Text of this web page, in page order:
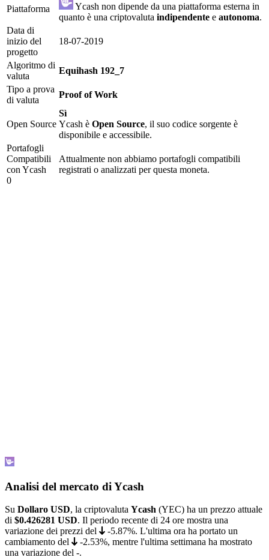
Piattaforma
Ycash non dipende da una piattaforma esterna in
quanto è una criptovaluta indipendente e autonoma.
Data di
inizio del
progetto
18-07-2019
Algoritmo di
valuta
Equihash 192_7
Tipo a prova
di valuta
Proof of Work
Open Source
Sì
Ycash è Open Source, il suo codice sorgente è
disponibile e accessibile.
Portafogli
Compatibili
con Ycash
0
Attualmente non abbiamo portafogli compatibili
registrati o analizzati per questa moneta.
Analisi del mercato di Ycash
Su Dollaro USD, la criptovaluta Ycash (YEC) ha un prezzo attuale
di $0.426281 USD. Il periodo recente di 24 ore mostra una
variazione dei prezzi del
-5.87%. L'ultima ora ha portato un
cambiamento del
-2.53%, mentre l'ultima settimana ha mostrato
una variazione del -.